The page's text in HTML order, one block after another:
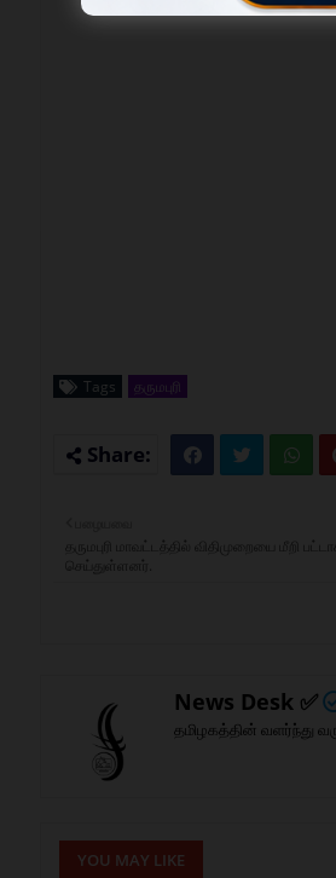
Tags தருமபுரி
தருமபுரி மாவட்டத்தில் விதிமுறையை மீறி
செய்துள்ளனர்.
News Desk ✅
தமிழகத்தின் வளர்ந்து
YOU MAY LIKE